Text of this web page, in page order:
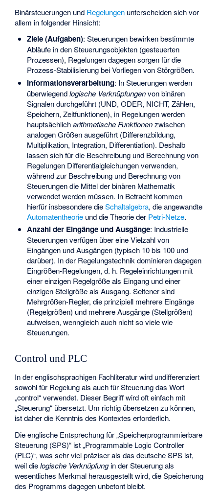
Binärsteuerungen und Regelungen unterscheiden sich vor
allem in folgender Hinsicht:
Ziele (Aufgaben): Steuerungen bewirken bestimmte
Abläufe in den Steuerungsobjekten (gesteuerten
Prozessen), Regelungen dagegen sorgen für die
Prozess-Stabilisierung bei Vorliegen von Störgrößen.
Informationsverarbeitung: In Steuerungen werden
überwiegendlogische Verknüpfungenvon binären
Signalen durchgeführt (UND, ODER, NICHT, Zählen,
Speichern, Zeitfunktionen), in Regelungen werden
hauptsächlicharithmetische Funktionenzwischen
analogen Größen ausgeführt (Differenzbildung,
Multiplikation, Integration, Differentiation). Deshalb
lassen sich für die Beschreibung und Berechnung von
Regelungen Differentialgleichungen verwenden,
während zur Beschreibung und Berechnung von
Steuerungen die Mittel der binären Mathematik
verwendet werden müssen. In Betracht kommen
hierfür insbesondere dieSchaltalgebra, die angewandte
Automatentheorieund die Theorie der Petri-Netze.
Anzahl der Eingänge und Ausgänge: Industrielle
Steuerungen verfügen über eine Vielzahl von
Eingängen und Ausgängen (typisch 10 bis 100 und
darüber). In der Regelungstechnik dominieren dagegen
Eingrößen-Regelungen, d. h. Regeleinrichtungen mit
einer einzigen Regelgröße als Eingang und einer
einzigen Stellgröße als Ausgang. Seltener sind
Mehrgrößen-Regler, die prinzipiell mehrere Eingänge
(Regelgrößen) und mehrere Ausgänge (Stellgrößen)
aufweisen, wenngleich auch nicht so viele wie
Steuerungen.
Control und PLC
In der englischsprachigen Fachliteratur wird undifferenziert
sowohl für Regelung als auch für Steuerung das Wort
„control“ verwendet. Dieser Begriff wird oft einfach mit
„Steuerung“ übersetzt. Um richtig übersetzen zu können,
ist daher die Kenntnis des Kontextes erforderlich.
Die englische Entsprechung für „Speicherprogrammierbare
Steuerung (SPS)“ ist „Programmable Logic Controller
(PLC)“, was sehr viel präziser als das deutsche SPS ist,
weil dielogische Verknüpfungin der Steuerung als
wesentliches Merkmal herausgestellt wird, die Speicherung
des Programms dagegen unbetont bleibt.